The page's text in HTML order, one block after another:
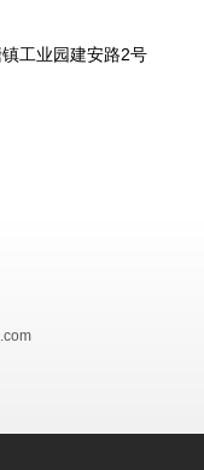
工业园建安路2号